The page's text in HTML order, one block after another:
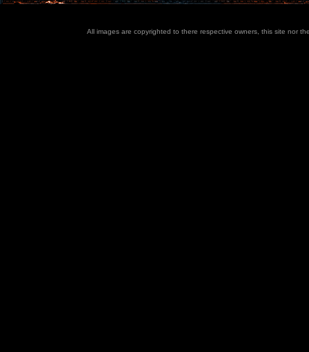
All images are copyrighted to there respective owners, this site nor